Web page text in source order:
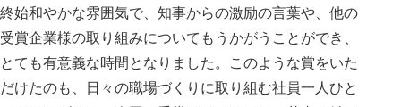
終始和やかな雰囲気で、知事からの激励の言葉や、他の
受賞企業様の取り組みについてもうかがうことができ、
とても有意義な時間となりました。このような賞をいた
だけたのも、日々の職場づくりに取り組む社員一人ひと